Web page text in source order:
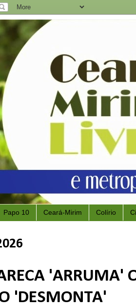
Papo 10 Ceará-Mirim Colírio
'ARRUMA'
'DESMONTA'